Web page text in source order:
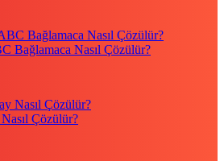
Bağlamaca Nasıl Çözülür?
Çözülür?